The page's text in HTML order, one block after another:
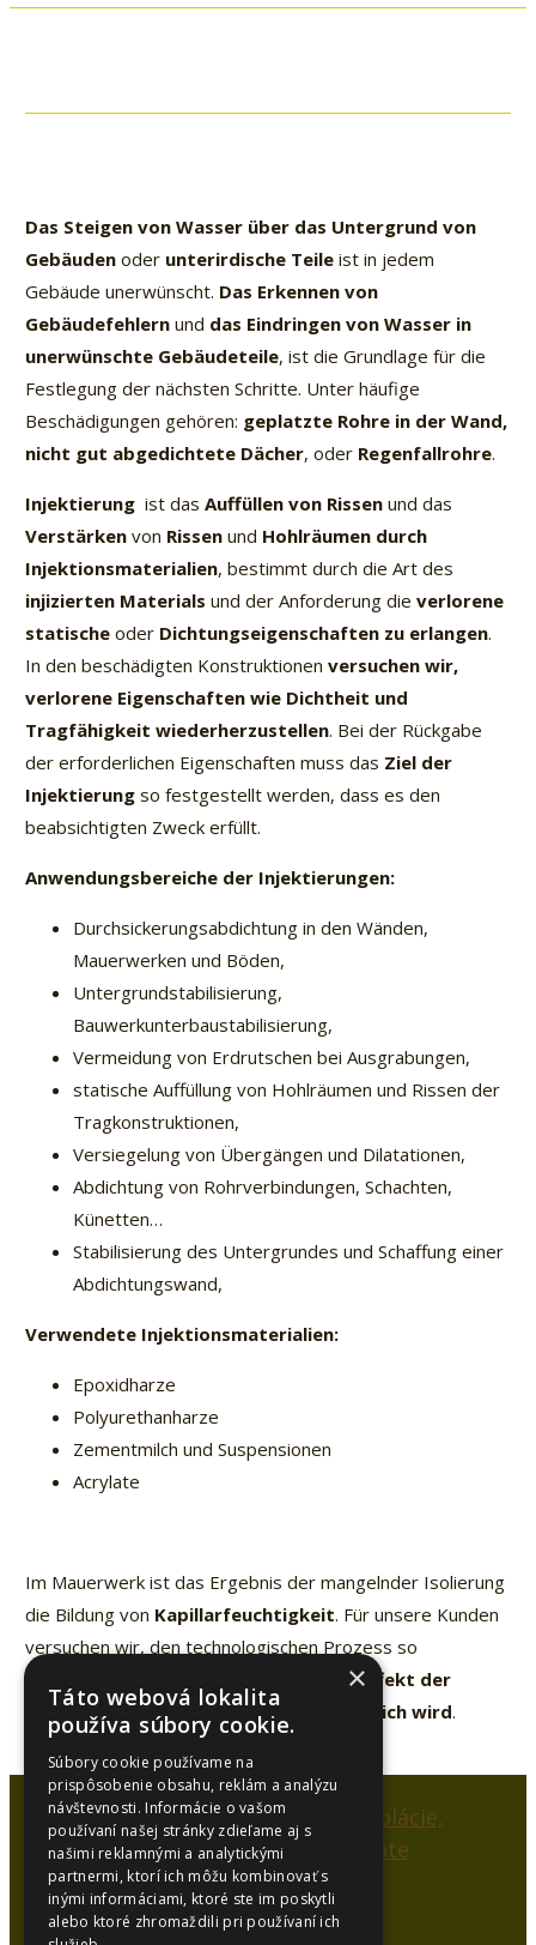
Das Steigen von Wasser über das Untergrund von
Gebäudenoder unterirdische Teileist in jedem
Gebäude unerwünscht. Das Erkennen von
Gebäudefehlernund das Eindringen von Wasser in
unerwünschte Gebäudeteile, ist die Grundlage für die
Festlegung der nächsten Schritte. Unter häufige
Beschädigungen gehören: geplatzte Rohre in der Wand,
nicht gut abgedichtete Dächer, oder Regenfallrohre.
Injektierung ist das Auffüllen von Rissenund das
Verstärken von Rissen und Hohlräumen durch
Injektionsmaterialien, bestimmt durch die Art des
injizierten Materials und der Anforderung die verlorene
statischeoder Dichtungseigenschaften zu erlangen.
In den beschädigten Konstruktionen versuchen wir,
verlorene Eigenschaften wie Dichtheit und
Tragfähigkeit wiederherzustellen. Bei der Rückgabe
der erforderlichen Eigenschaften muss das Ziel der
Injektierungso festgestellt werden, dass es den
beabsichtigten Zweck erfüllt.
Anwendungsbereiche der Injektierungen:
Durchsickerungsabdichtung in den Wänden,
Mauerwerken und Böden,
Untergrundstabilisierung,
Bauwerkunterbaustabilisierung,
Vermeidung von Erdrutschen bei Ausgrabungen,
statische Auffüllung von Hohlräumen und Rissen der
Tragkonstruktionen,
Versiegelung von Übergängen und Dilatationen,
Abdichtung von Rohrverbindungen, Schachten,
Künetten…
Stabilisierung des Untergrundes und Schaffung einer
Abdichtungswand,
Verwendete Injektionsmaterialien:
Epoxidharze
Polyurethanharze
Zementmilch und Suspensionen
Acrylate
Im Mauerwerk ist das Ergebnis der mangelnder Isolierung
die Bildung von Kapillarfeuchtigkeit. Für unsere Kunden
versuchen wir, den technologischen Prozess so
auszuwählen und zu gestalten, dass derEffekt der
Injektierung so langanhaltend wie möglich wird.
SYNCOL, s.r.o.
×
Táto webová lokalita
používa súbory cookie.
Súbory cookie používame na
prispôsobenie obsahu, reklám a analýzu
návštevnosti. Informácie o vašom
používaní našej stránky zdieľame aj s
našimi reklamnými a analytickými
partnermi, ktorí ich môžu kombinovať s
inými informáciami, ktoré ste im poskytli
alebo ktoré zhromaždili pri používaní ich